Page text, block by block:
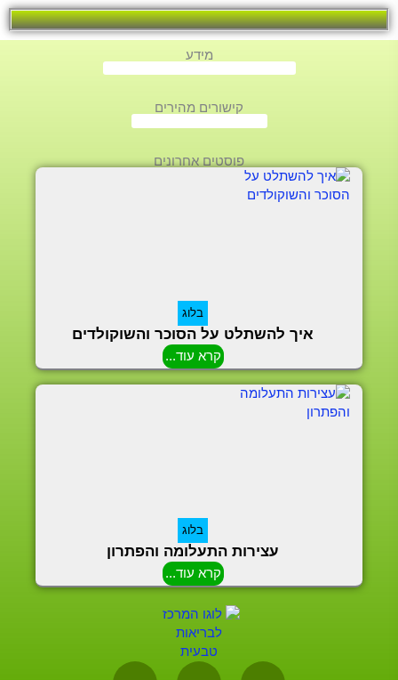
מידע
קישורים מהירים
פוסטים אחרונים
בלוג
איך להשתלט על הסוכר והשוקולדים
קרא עוד...
בלוג
עצירות התעלומה והפתרון
קרא עוד...